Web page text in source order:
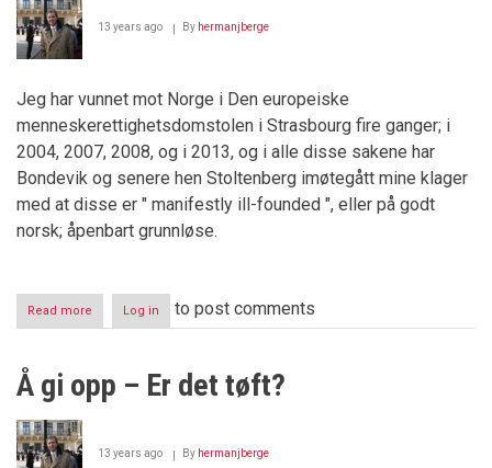
13 years ago By hermanjberge
Jeg har vunnet mot Norge i Den europeiske
menneskerettighetsdomstolen i Strasbourg fire ganger; i
2004, 2007, 2008, og i 2013, og i alle disse sakene har
Bondevik og senere hen Stoltenberg imøtegått mine klager
med at disse er " manifestly ill-founded ", eller på godt
norsk; åpenbart grunnløse.
Read more about
"VI
KORRUPT
DE
Log in to post comments
Å gi opp – Er det tøft?
13 years ago By hermanjberge